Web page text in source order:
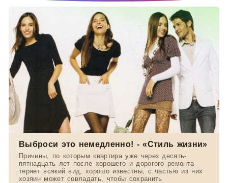
Выброси это немедленно! - «Стиль жизни»
Причины, по которым квартира уже через десять-
пятнадцать лет после хорошего и дорогого ремонта
теряет всякий вид, хорошо известны, с частью из них
хозяин может совладать, чтобы сохранить